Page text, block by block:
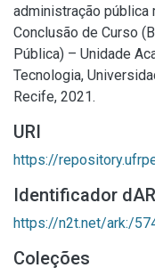
administração pública
Conclusão de Curso
Pública) – Unidade
Tecnologia,
Recife, 2021.
URI
https://
Identificador
https://n2t.net/ark:/
Coleções